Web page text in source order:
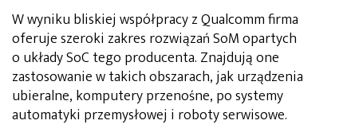
W wyniku bliskiej współpracy z Qualcomm firma
oferuje szeroki zakres rozwiązań SoM opartych
o układy SoC tego producenta. Znajdują one
zastosowanie w takich obszarach, jak urządzenia
ubieralne, komputery przenośne, po systemy
automatyki przemysłowej i roboty serwisowe.